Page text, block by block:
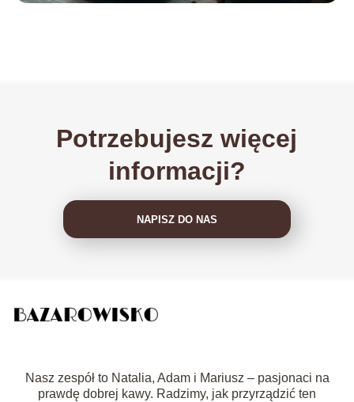
Potrzebujesz więcej
informacji?
NAPISZ DO NAS
Nasz zespół to Natalia, Adam i Mariusz – pasjonaci na
prawdę dobrej kawy. Radzimy, jak przyrządzić ten